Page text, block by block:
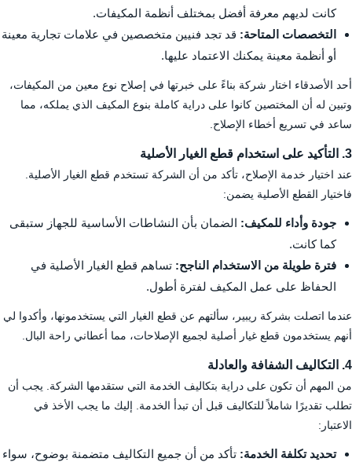
كانت لديهم معرفة أفضل بمختلف أنظمة المكيفات.
التخصصات المتاحة: قد تجد فنيين متخصصين في علامات تجارية معينة
أو أنظمة معينة يمكنك الاعتماد عليها.
أحد الأصدقاء اختار شركة بناءً على خبرتها في إصلاح نوع معين من المكيفات،
وتبين له أن المختصين كانوا على دراية كاملة بنوع المكيف الذي يملكه، مما
ساعد في تسريع أخطاء الإصلاح.
3. التأكيد على استخدام قطع الغيار الأصلية
عند اختيار خدمة الإصلاح، تأكد من أن الشركة تستخدم قطع الغيار الأصلية.
فاختيار القطع الأصلية يضمن:
جودة وأداء للمكيف: الضمان بأن النشاطات الأساسية للجهاز ستبقى
كما كانت.
فترة طويلة من الاستخدام الناجح: تساهم قطع الغيار الأصلية في
الحفاظ على عمل المكيف لفترة أطول.
عندما اتصلت بشركة ريبير، سألتهم عن قطع الغيار التي يستخدمونها، وأكدوا لي
أنهم يستخدمون قطع غيار أصلية لجميع الإصلاحات، مما أعطاني راحة البال.
4. التكاليف الشفافة والعادلة
من المهم أن تكون على دراية بتكاليف الخدمة التي ستقدمها الشركة. يجب أن
تطلب تقديرًا شاملاً للتكاليف قبل أن تبدأ الخدمة. إليك ما يجب الأخذ في
الاعتبار:
تحديد تكلفة الخدمة: تأكد من أن جميع التكاليف متضمنة بوضوح، سواء